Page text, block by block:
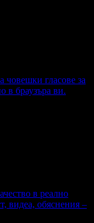
човешки гласове за
в браузъра ви.
в реално
видеа, обяснения –